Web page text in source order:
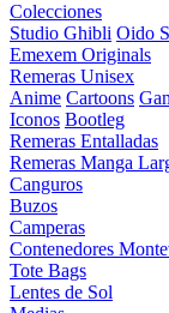
Colecciones
Studio Ghibli Oido
Emexem Originals
Remeras Unisex
Anime Cartoons
Iconos Bootleg
Remeras Entalladas
Remeras Manga
Canguros
Buzos
Camperas
Contenedores
Tote Bags
Lentes de Sol